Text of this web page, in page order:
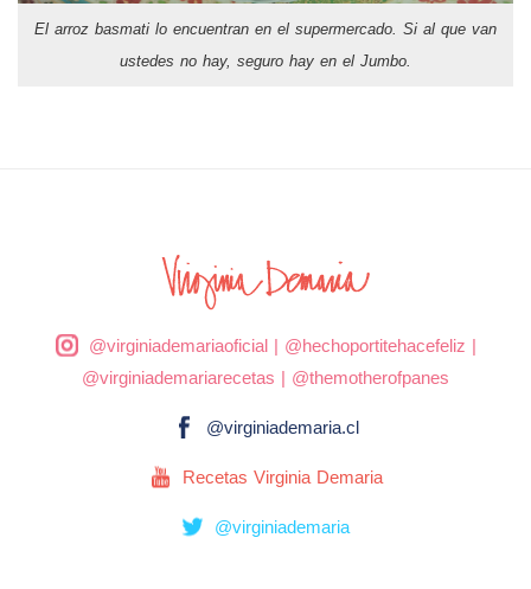
El arroz basmati lo encuentran en el supermercado. Si al que van
ustedes no hay, seguro hay en el Jumbo.
@virginiademariaoficial| @hechoportitehacefeliz |
@virginiademariarecetas | @themotherofpanes
@virginiademaria.cl
Recetas Virginia Demaria
@virginiademaria